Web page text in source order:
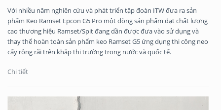
Với nhiều năm nghiên cứu và phát triển tập đoàn ITW đưa ra sản
phẩm Keo Ramset Epcon G5 Pro một dòng sản phẩm đạt chất lượng
cao thương hiệu Ramset/Spit đang dần được đưa vào sử dụng và
thay thế hoàn toàn sản phẩm keo Ramset G5 ứng dụng thi công neo
cấy rộng rãi trên khắp thị trường trong nước và quốc tế.
Chi tiết